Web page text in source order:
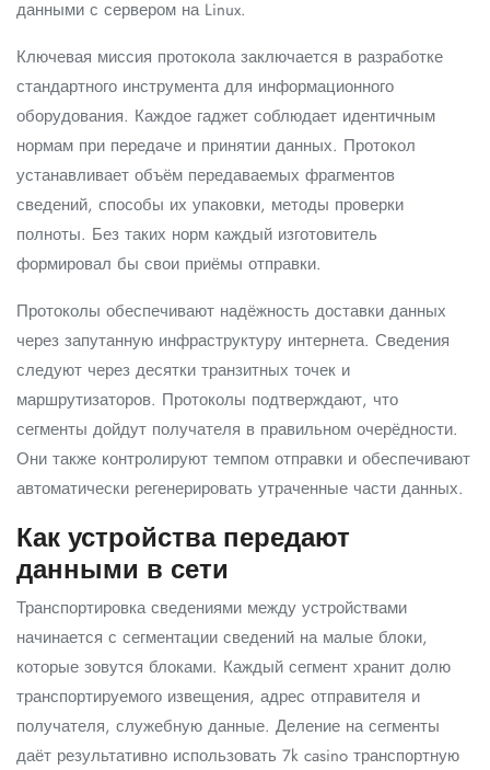
данными с сервером на Linux.
Ключевая миссия протокола заключается в разработке
стандартного инструмента для информационного
оборудования. Каждое гаджет соблюдает идентичным
нормам при передаче и принятии данных. Протокол
устанавливает объём передаваемых фрагментов
сведений, способы их упаковки, методы проверки
полноты. Без таких норм каждый изготовитель
формировал бы свои приёмы отправки.
Протоколы обеспечивают надёжность доставки данных
через запутанную инфраструктуру интернета. Сведения
следуют через десятки транзитных точек и
маршрутизаторов. Протоколы подтверждают, что
сегменты дойдут получателя в правильном очерёдности.
Они также контролируют темпом отправки и обеспечивают
автоматически регенерировать утраченные части данных.
Как устройства передают
данными в сети
Транспортировка сведениями между устройствами
начинается с сегментации сведений на малые блоки,
которые зовутся блоками. Каждый сегмент хранит долю
транспортируемого извещения, адрес отправителя и
получателя, служебную данные. Деление на сегменты
даёт результативно использовать 7k casino транспортную